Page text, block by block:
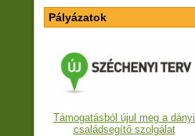
Pályázatok
Támogatásból újul meg a dányi
családsegítő szolgálat